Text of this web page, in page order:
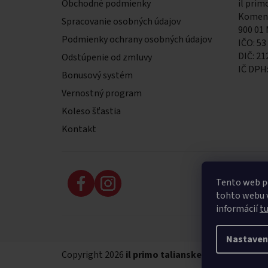
Tento web
tohto webu
informáciítu
Obchodné podmienky
Spracovanie osobných údajov
Podmienky ochrany osobných údajov
Odstúpenie od zmluvy
Bonusový systém
Vernostný program
Koleso šťastia
Kontakt
il
900 01
IČO:
DIČ:
IČ
Copyright 2026 il primo talianske potraviny.